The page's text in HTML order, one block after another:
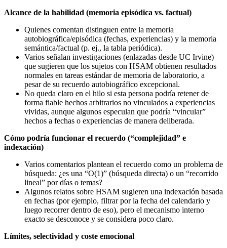
Alcance de la habilidad (memoria episódica vs. factual)
Quienes comentan distinguen entre la memoria
autobiográfica/episódica (fechas, experiencias) y la memoria
semántica/factual (p. ej., la tabla periódica).
Varios señalan investigaciones (enlazadas desde UC Irvine)
que sugieren que los sujetos con HSAM obtienen resultados
normales en tareas estándar de memoria de laboratorio, a
pesar de su recuerdo autobiográfico excepcional.
No queda claro en el hilo si esta persona podría retener de
forma fiable hechos arbitrarios no vinculados a experiencias
vividas, aunque algunos especulan que podría “vincular”
hechos a fechas o experiencias de manera deliberada.
Cómo podría funcionar el recuerdo (“complejidad” e
indexación)
Varios comentarios plantean el recuerdo como un problema de
búsqueda: ¿es una “O(1)” (búsqueda directa) o un “recorrido
lineal” por días o temas?
Algunos relatos sobre HSAM sugieren una indexación basada
en fechas (por ejemplo, filtrar por la fecha del calendario y
luego recorrer dentro de eso), pero el mecanismo interno
exacto se desconoce y se considera poco claro.
Límites, selectividad y coste emocional